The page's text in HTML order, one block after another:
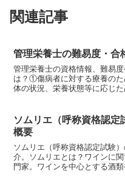
関連記事
管理栄養士の難易度・合
管理栄養士の資格情報、難易
は？①傷病者に対する療養の
体の状況、栄養状態等に応じ
ソムリエ（呼称資格認定
概要
ソムリエ（呼称資格認定試験
介。ソムリエとは？ワインに
門家。ワインを中心とする酒